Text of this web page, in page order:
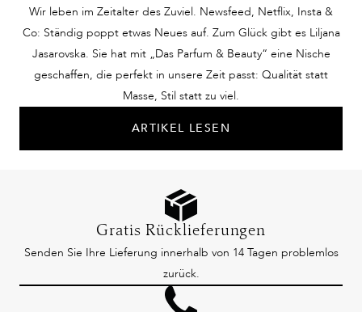
Wir leben im Zeitalter des Zuviel. Newsfeed, Netflix, Insta &
Co: Ständig poppt etwas Neues auf. Zum Glück gibt es Liljana
Jasarovska. Sie hat mit „Das Parfum & Beauty“ eine Nische
geschaffen, die perfekt in unsere Zeit passt: Qualität statt
Masse, Stil statt zu viel.
ARTIKEL LESEN
Gratis Rücklieferungen
Senden Sie Ihre Lieferung innerhalb von 14 Tagen problemlos
zurück.